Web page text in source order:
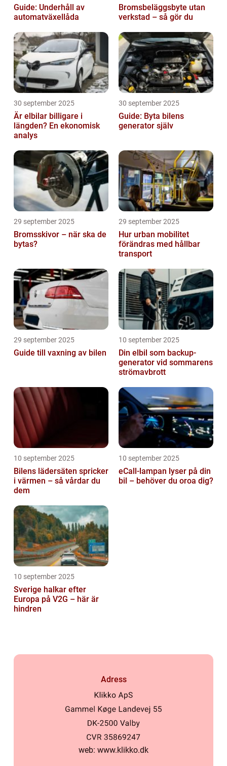
Guide: Underhåll av
automatväxellåda
Bromsbeläggsbyte utan
verkstad – så gör du
30 september 2025
Är elbilar billigare i
längden? En ekonomisk
analys
30 september 2025
Guide: Byta bilens
generator själv
29 september 2025
Bromsskivor – när ska de
bytas?
29 september 2025
Hur urban mobilitet
förändras med hållbar
transport
29 september 2025
Guide till vaxning av bilen
10 september 2025
Din elbil som backup-
generator vid sommarens
strömavbrott
10 september 2025
Bilens lädersäten spricker
i värmen – så vårdar du
dem
10 september 2025
eCall-lampan lyser på din
bil – behöver du oroa dig?
10 september 2025
Sverige halkar efter
Europa på V2G – här är
hindren
Adress
web: www.klikko.dk